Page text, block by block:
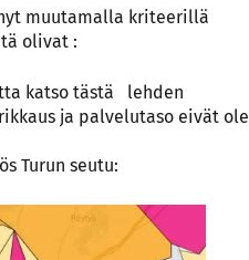
muutamalla kriteerillä
olivat :
katso tästä lehden
ja palvelutaso eivät ole
Turun seutu: